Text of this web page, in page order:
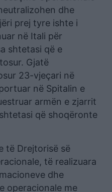
dhe
prej tyre ishte i
në Itali për
shtetasi që e
Gjatë
23-vjeçari në
në Spitalin e
armën e zjarrit
që shoqëronte
të Drejtorisë së
të realizuara
dhe
operacionale me